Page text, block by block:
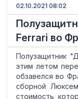
02.10.2021 08:02
Ferrari во
Полузащитник
этим летом
обзавелся во
сборной
стоимость